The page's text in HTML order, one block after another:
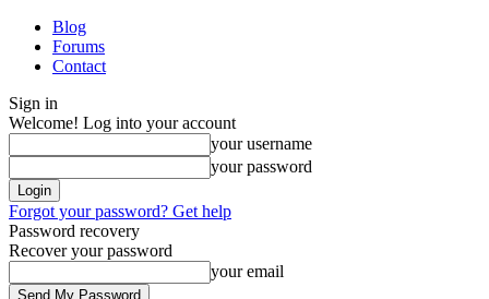
Blog
Forums
Contact
Sign in
Welcome! Log into your account
your username
your password
Forgot your password? Get help
Password recovery
Recover your password
your email